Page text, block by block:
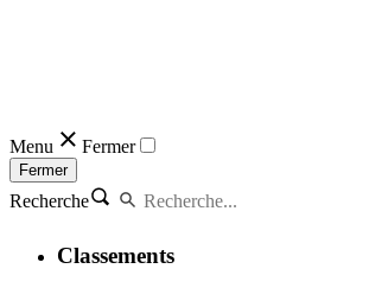
Menu Fermer
Fermer
Recherche
Classements